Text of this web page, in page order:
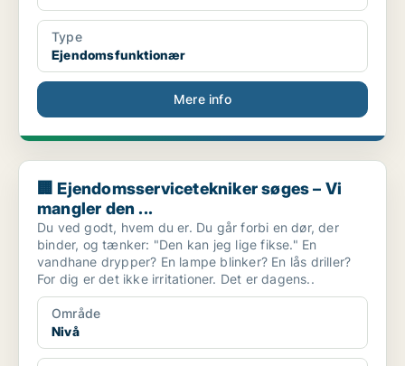
Type
Ejendomsfunktionær
Mere info
🏢 Ejendomsservicetekniker søges – Vi mangler den ...
🏢 Ejendomsservicetekniker søges – Vi
mangler den ...
Du ved godt, hvem du er. Du går forbi en dør, der
binder, og tænker: "Den kan jeg lige fikse." En
vandhane drypper? En lampe blinker? En lås driller?
For dig er det ikke irritationer. Det er dagens..
Område
Nivå